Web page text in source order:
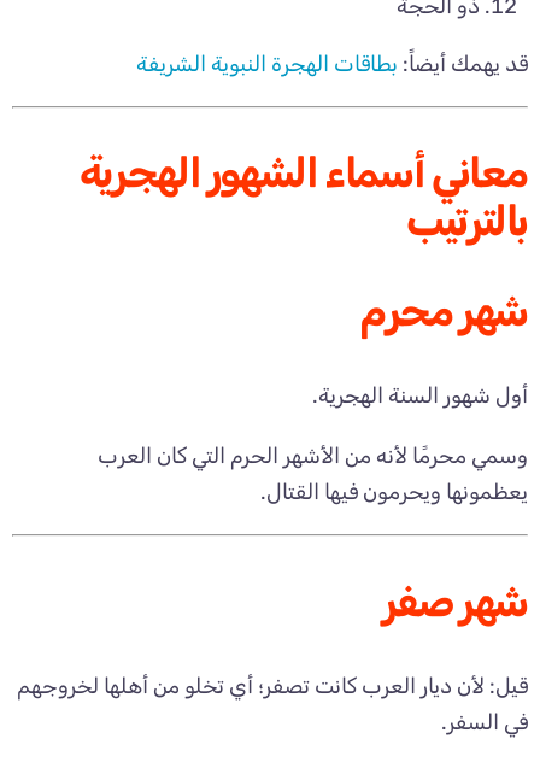
ذو الحجة
قد يهمك أيضاً: بطاقات الهجرة النبوية الشريفة
معاني أسماء الشهور الهجرية
بالترتيب
شهر محرم
أول شهور السنة الهجرية.
وسمي محرمًا لأنه من الأشهر الحرم التي كان العرب
يعظمونها ويحرمون فيها القتال.
شهر صفر
قيل: لأن ديار العرب كانت تصفر؛ أي تخلو من أهلها لخروجهم
في السفر.